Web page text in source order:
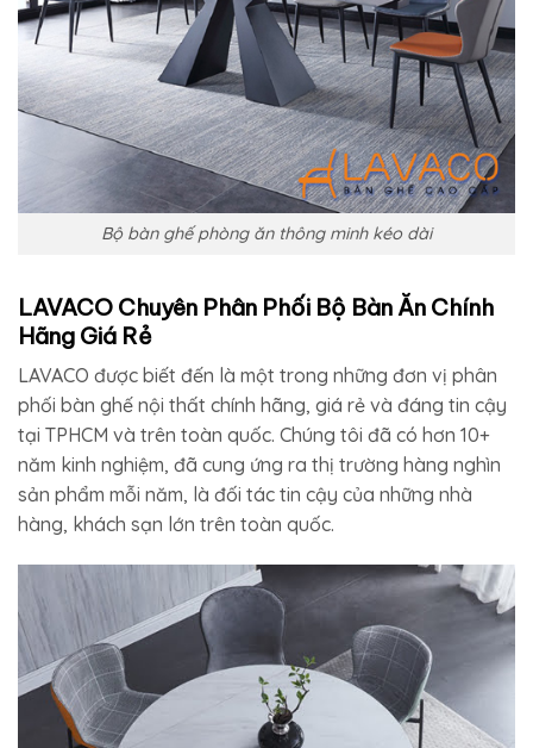
Bộ bàn ghế phòng ăn thông minh kéo dài
LAVACO Chuyên Phân Phối Bộ Bàn Ăn Chính
Hãng Giá Rẻ
LAVACO được biết đến là một trong những đơn vị phân
phối bàn ghế nội thất chính hãng, giá rẻ và đáng tin cậy
tại TPHCM và trên toàn quốc. Chúng tôi đã có hơn 10+
năm kinh nghiệm, đã cung ứng ra thị trường hàng nghìn
sản phẩm mỗi năm, là đối tác tin cậy của những nhà
hàng, khách sạn lớn trên toàn quốc.